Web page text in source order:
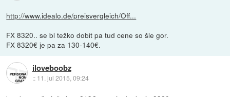
http://www.idealo.de/preisvergleich/Off...
FX 8320.. se bl težko dobit pa tud cene so šle gor.
FX 8320€ je pa za 130-140€.
iloveboobz
:: 11. jul 2015, 09:24